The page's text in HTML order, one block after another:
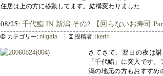
住居は上の方に移動してます。結構変わりました
08/25: 千代鮨 IN 新潟 その2 【回らないお寿司
カテゴリー: niigata 投稿者: ikeriri
さてさて、翌日の夜は
「千代鮨」に突入です
潟の地元の方もおすすめ